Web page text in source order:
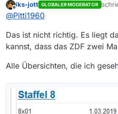
neuen Staffel war,
stimmt die
Offline
iks-jott GLOBALER MODERATOR
@Pitti1960
Das ist nicht richtig. Es liegt
kannst, dass das ZDF zwei
Alle Übersichten, die ich